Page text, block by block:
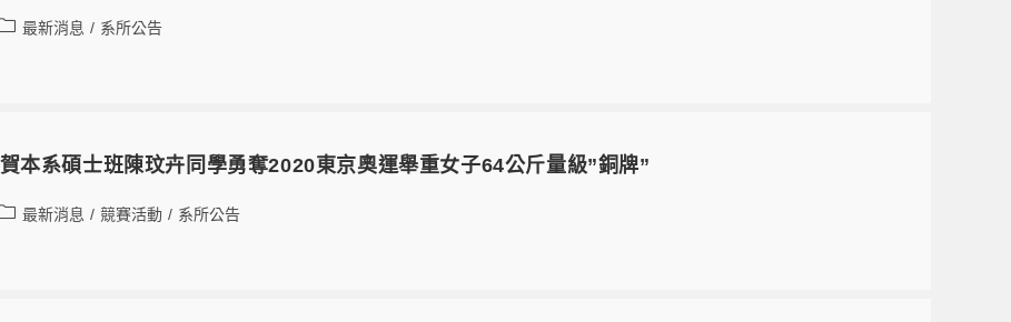
最新消息 / 系所公告
本系碩士班陳玟卉同學勇奪2020東京奧運舉重女子64公斤量級”銅牌”
最新消息 / 競賽活動 / 系所公告